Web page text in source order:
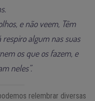
e não veem, Têm
algum nas suas
os que os fazem, e
neles”.
relembrar diversas